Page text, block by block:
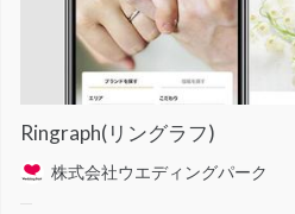
Ringraph(リングラフ)
株式会社ウエディングパーク